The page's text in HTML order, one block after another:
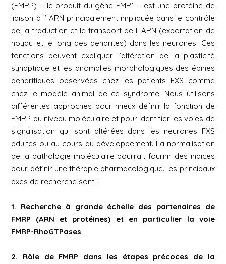
(FMRP) – le produit du gène FMR1 – est une protéine de
liaison à l’ ARN principalement impliquée dans le contrôle
de la traduction et le transport de l’ ARN (exportation de
noyau et le long des dendrites) dans les neurones. Ces
fonctions peuvent expliquer l’altération de la plasticité
synaptique et les anomalies morphologiques des épines
dendritiques observées chez les patients FXS comme
chez le modèle animal de ce syndrome. Nous utilisons
différentes approches pour mieux définir la fonction de
FMRP au niveau moléculaire et pour identifier les voies de
signalisation qui sont altérées dans les neurones FXS
adultes ou au cours du développement. La normalisation
de la pathologie moléculaire pourrait fournir des indices
pour définir une thérapie pharmacologique.Les principaux
axes de recherche sont :
1. Recherche à grande échelle des partenaires de
FMRP (ARN et protéines) et en particulier la voie
FMRP-RhoGTPases
2. Rôle de FMRP dans les étapes précoces de la